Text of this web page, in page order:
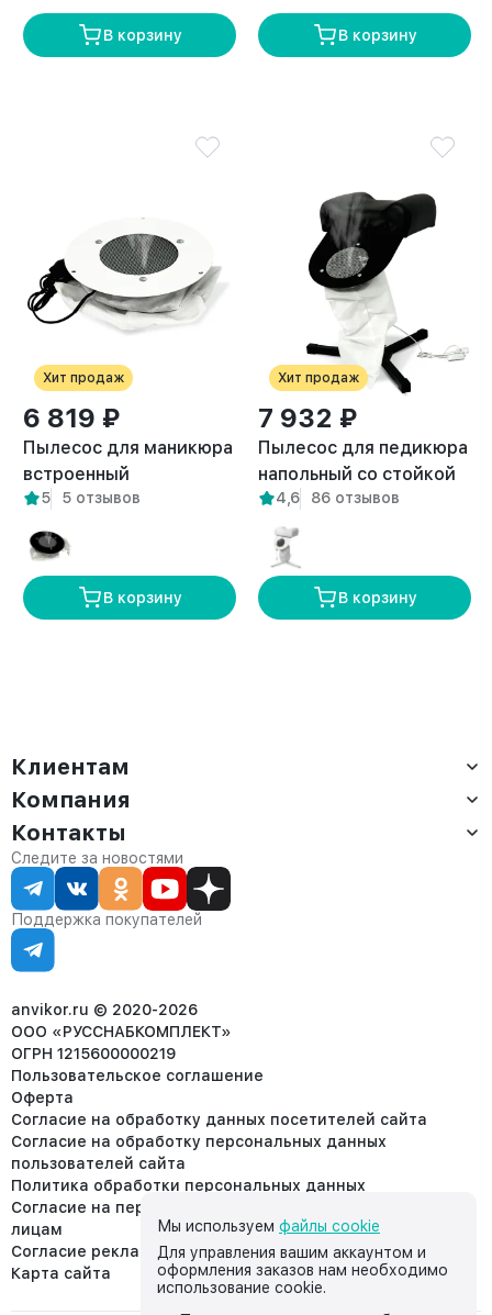
В корзину В корзину
Хит продаж
6 819 ₽
Пылесос для маникюра
встроенный
встраиваемый Pure
белый
5 5 отзывов
В корзину
Хит продаж
7 932 ₽
Пылесос для педикюра
напольный со стойкой
Breeze черный
4,6 86 отзывов
В корзину
Клиентам
Доставка
Оплата
Сервис
Статус заказа
Статьи
Компания
О компании
Контакты
Партнёрам
Контакты
Отдел продаж:
8 (800) 234-22-62
corp@anvikor.ru
Ежедневно, с 7:00-19:00 (МСК)
Отдел рекламации:
8 (953) 455-25-61
Следите за новостями
Поддержка покупателей
anvikor.ru © 2020-2026
ООО «РУССНАБКОМПЛЕКТ»
ОГРН 1215600000219
Пользовательское соглашение
Оферта
Согласие на обработку данных посетителей сайта
Согласие на обработку персональных данных
пользователей сайта
Политика обработки персональных данных
Согласие на передачу персональных данных третьим
лицам
Согласие реклама
Карта сайта
Мы используем файлы cookie
Для управления вашим аккаунтом и
оформления заказов нам необходимо
использование cookie.